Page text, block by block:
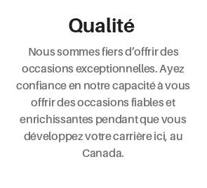
Qualité
Nous sommes fiers d’offrir des
occasions exceptionnelles. Ayez
confiance en notre capacité à vous
offrir des occasions fiables et
enrichissantes pendant que vous
développez votre carrière ici, au
Canada.